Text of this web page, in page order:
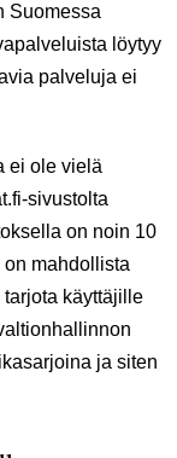
Suomessa
löytyy
palveluja ei
ei ole vielä
sivustolta
on noin 10
mahdollista
käyttäjille
ja siten